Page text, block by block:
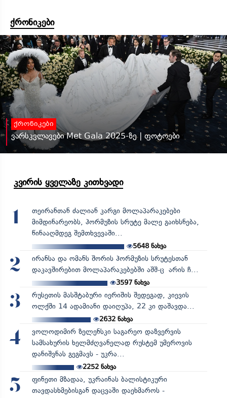
ქრონიკები
ქრონიკები
ვარსკვლავები Met Gala 2025-ზე | ფოტოები
კვირის ყველაზე კითხვადი
1
თეირანთან ძალიან კარგი მოლაპარაკებები
მიმდინარეობს, ჰორმუზის სრუტე მალე გაიხსნება,
წინააღმდეგ შემთხვევაში...
5648 ნახვა
2
ირანსა და ომანს შორის ჰორმუზის სრუტესთან
დაკავშირებით მოლაპარაკებებში აშშ-ც არის ჩ...
3597ნახვა
3
რუსეთის მასშტაბური იერიშის შედეგად, კიევის
ოლქში 14 ადამიანი დაიღუპა, 22 კი დაშავდა...
2632ნახვა
4
ვოლოდიმირ ზელენსკი საგარეო დაზვერვის
სამსახურის ხელმძღვანელად რუსტემ უმეროვის
დანიშვნას გეგმავს - უკრა...
2252ნახვა
5
ფინეთი მზადაა, უკრაინას ბალისტიკური
თავდასხმებისგან დაცვაში დაეხმაროს -